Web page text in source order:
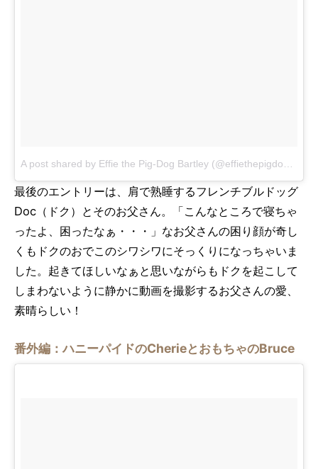
A post shared by Effie the Pig-Dog Bartley (@effiethepigdog)
最後のエントリーは、肩で熟睡するフレンチブルドッグ
Doc（ドク）とそのお父さん。「こんなところで寝ちゃ
ったよ、困ったなぁ・・・」なお父さんの困り顔が奇し
くもドクのおでこのシワシワにそっくりになっちゃいま
した。起きてほしいなぁと思いながらもドクを起こして
しまわないように静かに動画を撮影するお父さんの愛、
素晴らしい！
番外編：ハニーパイドのCherieとおもちゃのBruce